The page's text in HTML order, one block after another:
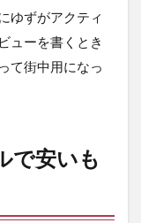
ゆずがアクティ
ューを書くとき
て街中用になっ
で安いも